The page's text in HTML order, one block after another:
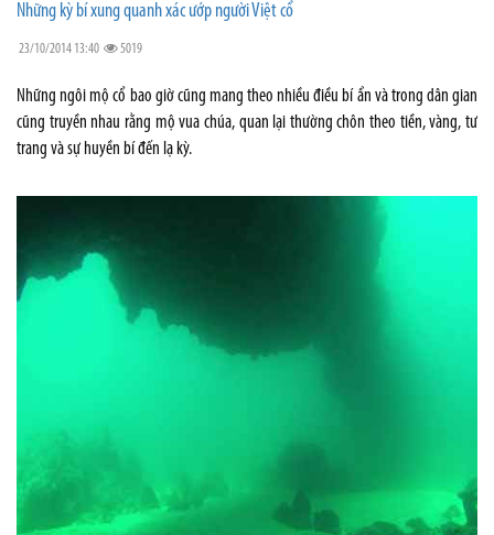
Những kỳ bí xung quanh xác ướp người Việt cổ
23/10/2014 13:40 5019
Những ngôi mộ cổ bao giờ cũng mang theo nhiều điều bí ẩn và trong dân gian
cũng truyền nhau rằng mộ vua chúa, quan lại thường chôn theo tiền, vàng, tư
trang và sự huyền bí đến lạ kỳ.